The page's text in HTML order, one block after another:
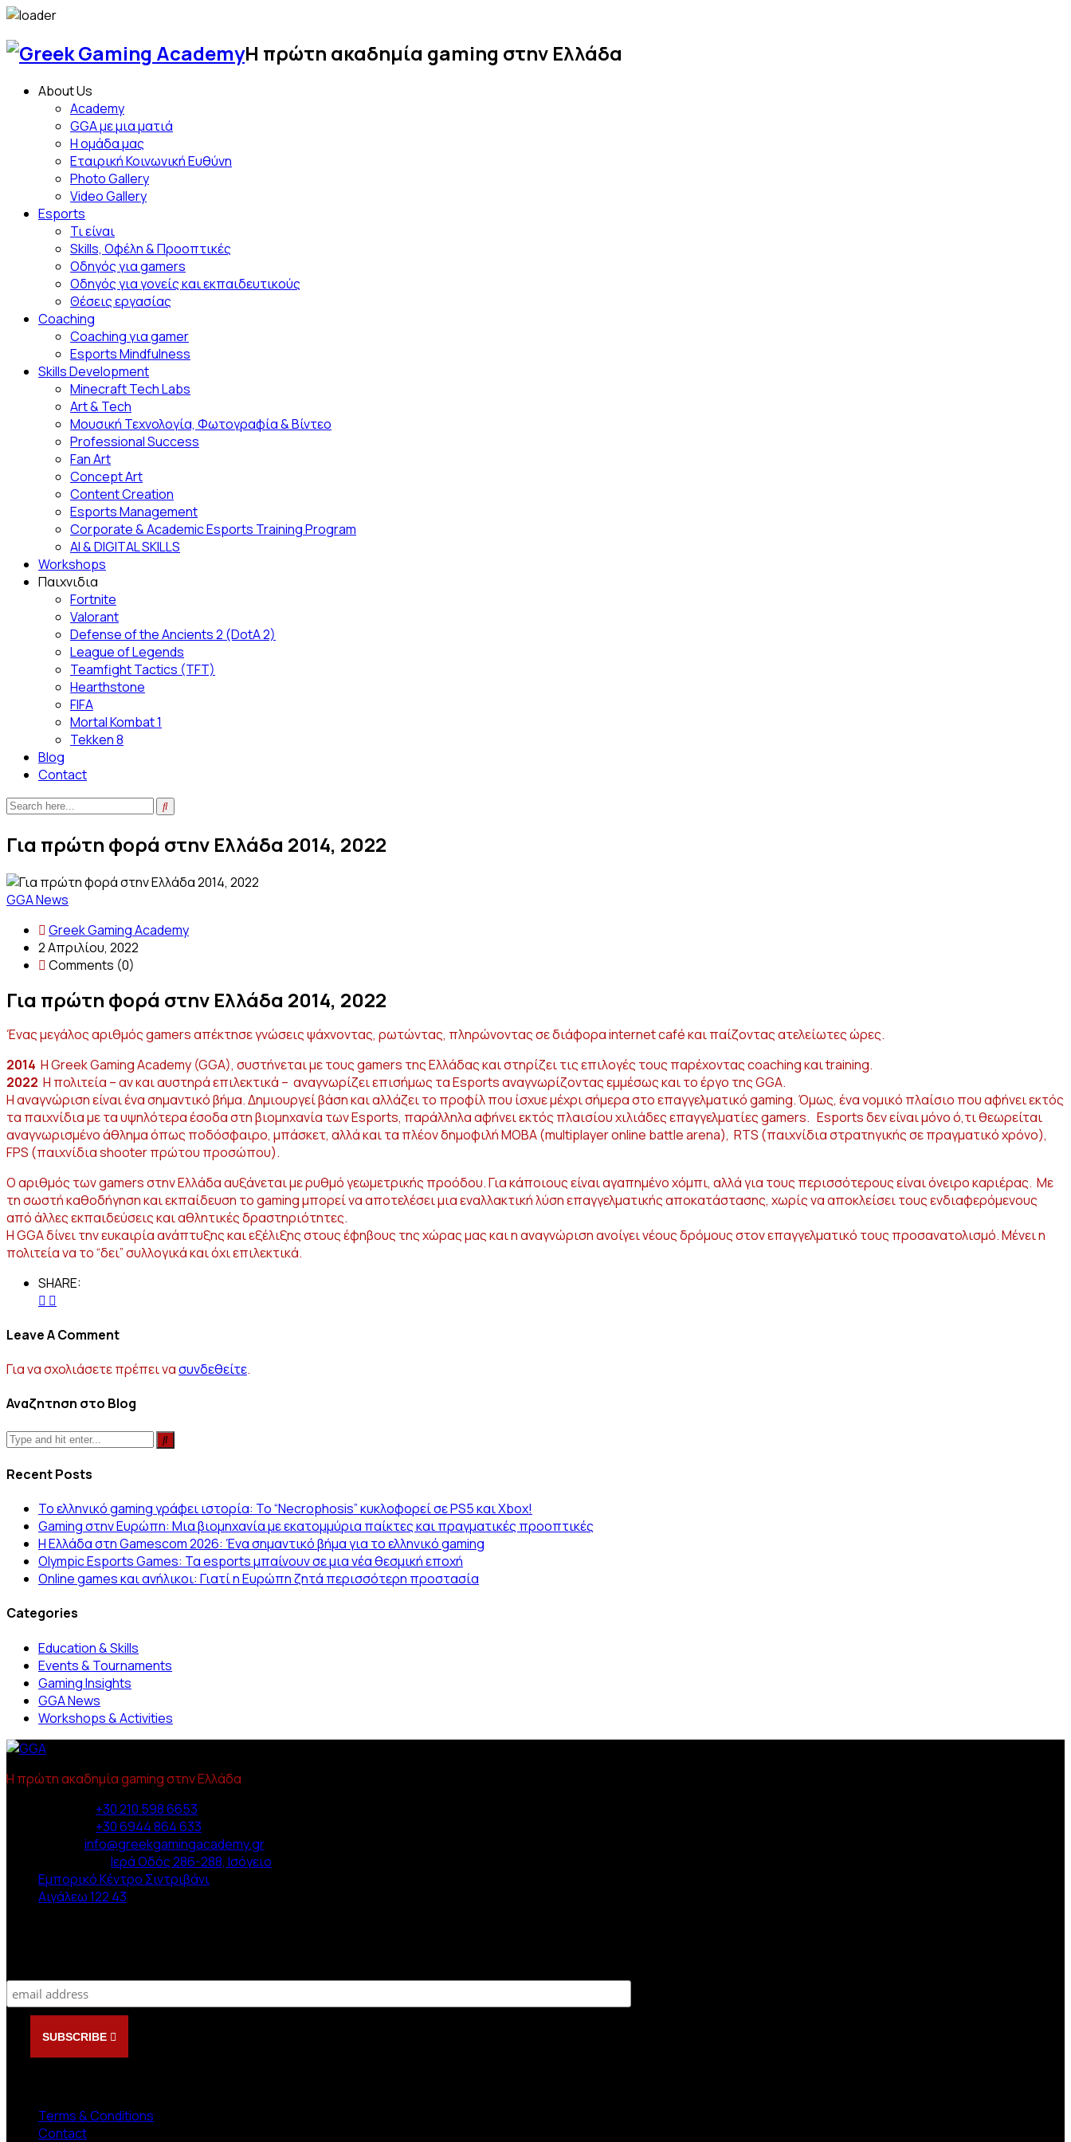
Skip
content
Η πρώτη ακαδημία gaming στην Ελλάδα
About Us
Academy
GGA με μια ματιά
Η ομάδα μας
Εταιρική Κοινωνική Ευθύνη
Photo Gallery
Video Gallery
Esports
Τι είναι
Skills, Οφέλη & Προοπτικές
Οδηγός για gamers
Οδηγός για γονείς και εκπαιδευτικούς
Θέσεις εργασίας
Coaching
Coaching για gamer
Esports Mindfulness
Skills Development
Minecraft Tech Labs
Art & Tech
Μουσική Τεχνολογία, Φωτογραφία & Βίντεο
Professional Success
Fan Αrt
Concept Art
Content Creation
Esports Management
Corporate & Academic Esports Training Program
AI & DIGITAL SKILLS
Workshops
Παιχνιδια
Fortnite
Valorant
Defense of the Ancients 2 (DotA 2)
League of Legends
Teamfight Tactics (TFT)
Hearthstone
FIFA
Mortal Kombat 1
Tekken 8
Blog
Contact
Για πρώτη φορά στην Ελλάδα 2014, 2022
GGA News
Greek Gaming Academy
2 Απριλίου, 2022
Comments (0)
Για πρώτη φορά στην Ελλάδα 2014, 2022
Ένας μεγάλος αριθμός gamers απέκτησε γνώσεις ψάχνοντας, ρωτώντας, πληρώνοντας σε διάφορα internet café και παίζοντας ατελείωτες ώρες.
2014 Η Greek Gaming Academy (GGA), συστήνεται με τους gamers της Ελλάδας και στηρίζει τις επιλογές τους παρέχοντας coaching και training.
2022 Η πολιτεία – αν και αυστηρά επιλεκτικά – αναγνωρίζει επισήμως τα Esports αναγνωρίζοντας εμμέσως και το έργο της GGA.
Η αναγνώριση είναι ένα σημαντικό βήμα. Δημιουργεί βάση και αλλάζει το προφίλ που ίσχυε μέχρι σήμερα στο επαγγελματικό gaming. Όμως, ένα νομικό πλαίσιο που αφήνει εκτός
τα παιχνίδια με τα υψηλότερα έσοδα στη βιομηχανία των Esports, παράλληλα αφήνει εκτός πλαισίου χιλιάδες επαγγελματίες gamers. Esports δεν είναι μόνο ό,τι θεωρείται
αναγνωρισμένο άθλημα όπως ποδόσφαιρο, μπάσκετ, αλλά και τα πλέον δημοφιλή ΜΟΒΑ (multiplayer online battle arena), RTS (παιχνίδια στρατηγικής σε πραγματικό χρόνο),
FPS (παιχνίδια shooter πρώτου προσώπου).
Ο αριθμός των gamers στην Ελλάδα αυξάνεται με ρυθμό γεωμετρικής προόδου. Για κάποιους είναι αγαπημένο χόμπι, αλλά για τους περισσότερους είναι όνειρο καριέρας. Με
τη σωστή καθοδήγηση και εκπαίδευση το gaming μπορεί να αποτελέσει μια εναλλακτική λύση επαγγελματικής αποκατάστασης, χωρίς να αποκλείσει τους ενδιαφερόμενους
από άλλες εκπαιδεύσεις και αθλητικές δραστηριότητες.
Η GGA δίνει την ευκαιρία ανάπτυξης και εξέλιξης στους έφηβους της χώρας μας και η αναγνώριση ανοίγει νέους δρόμους στον επαγγελματικό τους προσανατολισμό. Μένει η
πολιτεία να το “δει” συλλογικά και όχι επιλεκτικά.
SHARE:
Leave A Comment
Για να σχολιάσετε πρέπει νασυνδεθείτε.
Αναζητηση στο Blog
Recent Posts
Το ελληνικό gaming γράφει ιστορία: Το “Necrophosis” κυκλοφορεί σε PS5 και Xbox!
Gaming στην Ευρώπη: Μια βιομηχανία με εκατομμύρια παίκτες και πραγματικές προοπτικές
Η Ελλάδα στη Gamescom 2026: Ένα σημαντικό βήμα για το ελληνικό gaming
Olympic Esports Games: Τα esports μπαίνουν σε μια νέα θεσμική εποχή
Online games και ανήλικοι: Γιατί η Ευρώπη ζητά περισσότερη προστασία
Categories
Education & Skills
Events & Tournaments
Gaming Insights
GGA News
Workshops & Activities
Η πρώτη ακαδημία gaming στην Ελλάδα
+30 210 598 6653
+30 6944 864 633
info@greekgamingacademy.gr
Ιερά Οδός 286-288, Ισόγειο
Εμπορικό Κέντρο Σιντριβάνι
Αιγάλεω 122 43
SUBSCRIBE
Terms & Conditions
Contact